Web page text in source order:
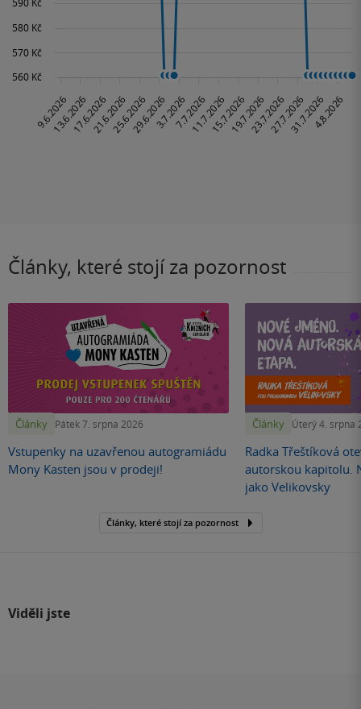
Články, které stojí za pozornost
Články Pátek 7. srpna 2026
Vstupenky na uzavřenou autogramiádu
Mony Kasten jsou v prodeji!
Články Úterý 4. srpna
Radka Třeštíková
autorskou kapitolu.
jako Velikovsky
Články, které stojí za pozornost
Viděli jste